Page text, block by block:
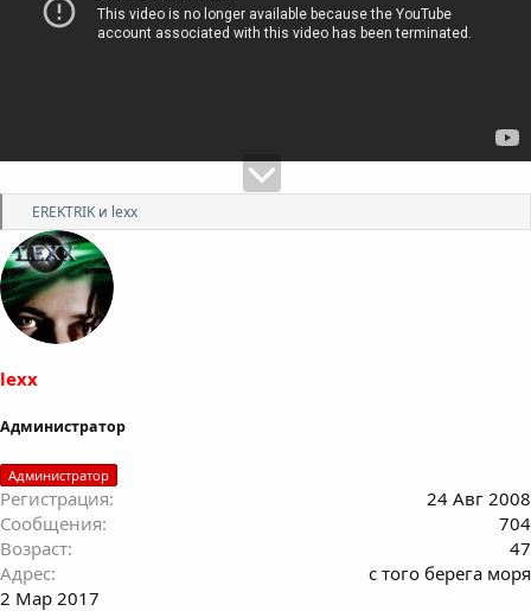
Р
е
а
к
ц
и
и
:
EREKTRIK и lexx
lexx
Администратор
Администратор
Регистрация
24 Авг 2008
Сообщения
704
Возраст
47
Адрес
с того берега моря
2 Мар 2017